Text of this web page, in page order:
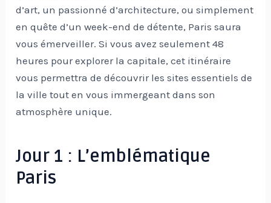
d’art, un passionné d’architecture, ou simplement
en quête d’un week-end de détente, Paris saura
vous émerveiller. Si vous avez seulement 48
heures pour explorer la capitale, cet itinéraire
vous permettra de découvrir les sites essentiels de
la ville tout en vous immergeant dans son
atmosphère unique.
Jour 1 : L’emblématique
Paris